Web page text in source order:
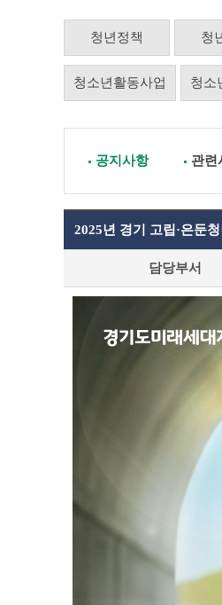
청년정책 청
청소년활동사업 청소
공지사항 관련
2025년 경기 고립·은둔
담당부서